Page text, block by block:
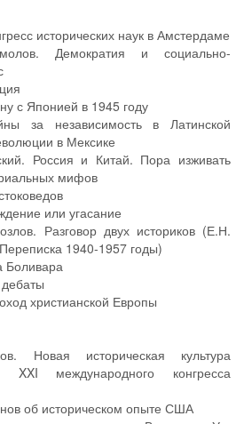
исторических наук в Амстердаме
Демократия и социально-
с Японией в 1945 году
за независимость в Латинской
в Мексике
Россия и Китай. Пора изживать
мифов
или угасание
Разговор двух историков (Е.Н.
1940-1957 годы)
Боливара
христианской Европы
Новая историческая культура
XXI международного конгресса
об историческом опыте США